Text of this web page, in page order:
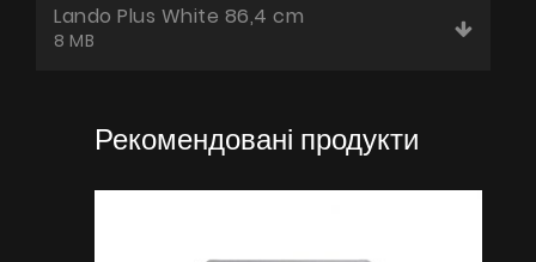
Lando Plus White 86,4 cm
8 MB
Рекомендовані продукти